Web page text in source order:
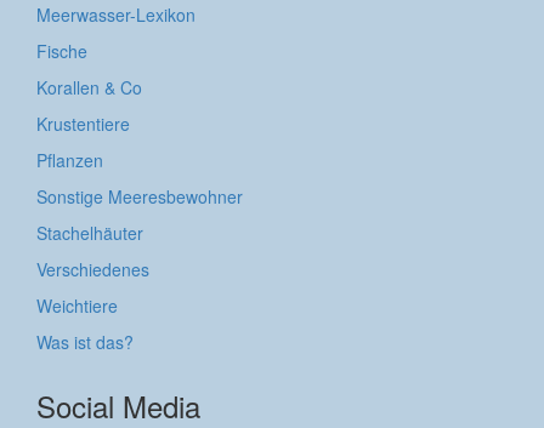
Meerwasser-Lexikon
Fische
Korallen & Co
Krustentiere
Pflanzen
Sonstige Meeresbewohner
Stachelhäuter
Verschiedenes
Weichtiere
Was ist das?
Social Media